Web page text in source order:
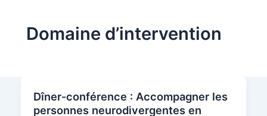
Domaine d’intervention
Dîner-conférence : Accompagner les
personnes neurodivergentes en